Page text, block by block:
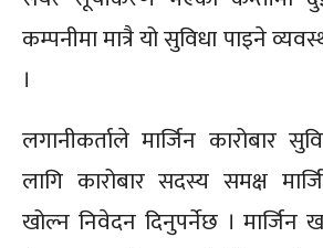
कम्पनीमा मात्रै यो सुविधा पाइने
।
लगानीकर्ताले मार्जिन कारोबार
लागि कारोबार सदस्य समक्ष
खोल्न निवेदन दिनुपर्नेछ । मार्जिन